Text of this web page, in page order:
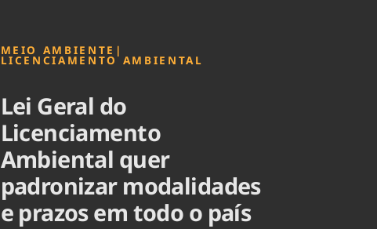
MEIO AMBIENTE |
LICENCIAMENTO AMBIENTAL
Lei Geral do
Licenciamento
Ambiental quer
padronizar modalidades
e prazos em todo o país